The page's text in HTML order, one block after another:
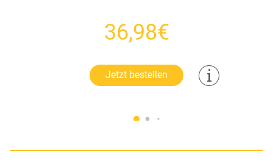
36,98€
Jetzt bestellen